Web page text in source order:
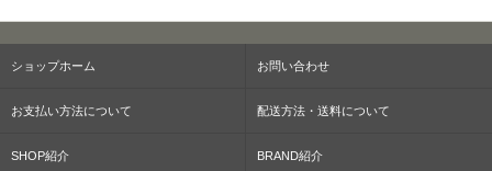
ショップホーム お問い合わせ
お支払い方法について 配送方法・送料について
SHOP紹介 BRAND紹介